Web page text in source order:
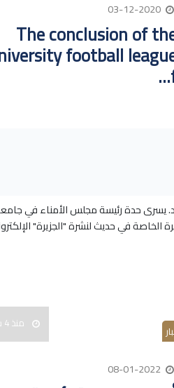
The conclusion of
football
منذ 4 سنوات